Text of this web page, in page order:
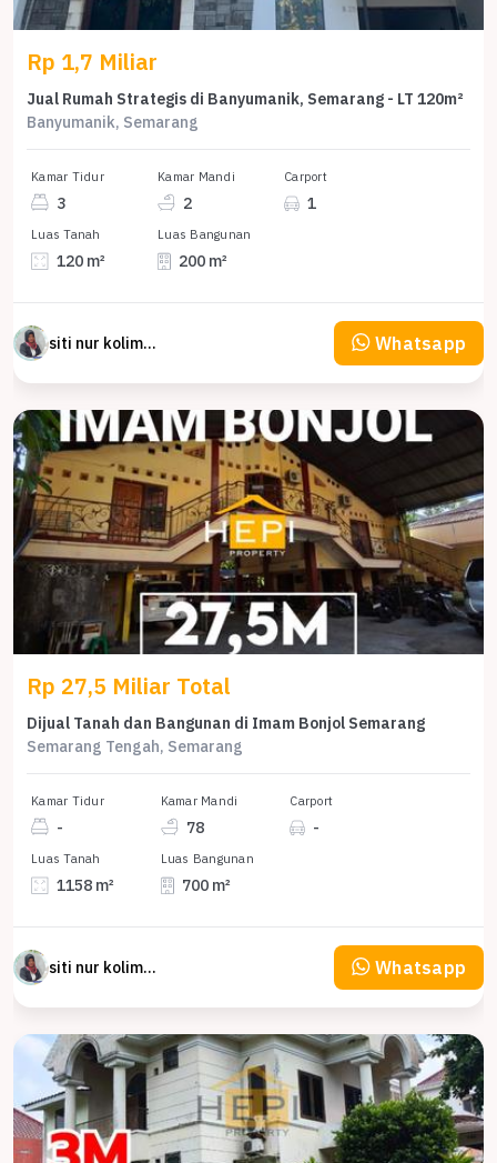
Rp 1,7 Miliar
Jual Rumah Strategis di Banyumanik, Semarang - LT 120m²
Banyumanik, Semarang
Kamar Tidur
3
Kamar Mandi
2
Carport
1
Luas Tanah
120 m²
Luas Bangunan
200 m²
siti nur kolimah Whatsapp
Rp 27,5 Miliar Total
Dijual Tanah dan Bangunan di Imam Bonjol Semarang
Semarang Tengah, Semarang
Kamar Tidur
-
Kamar Mandi
78
Carport
-
Luas Tanah
1158 m²
Luas Bangunan
700 m²
siti nur kolimah Whatsapp